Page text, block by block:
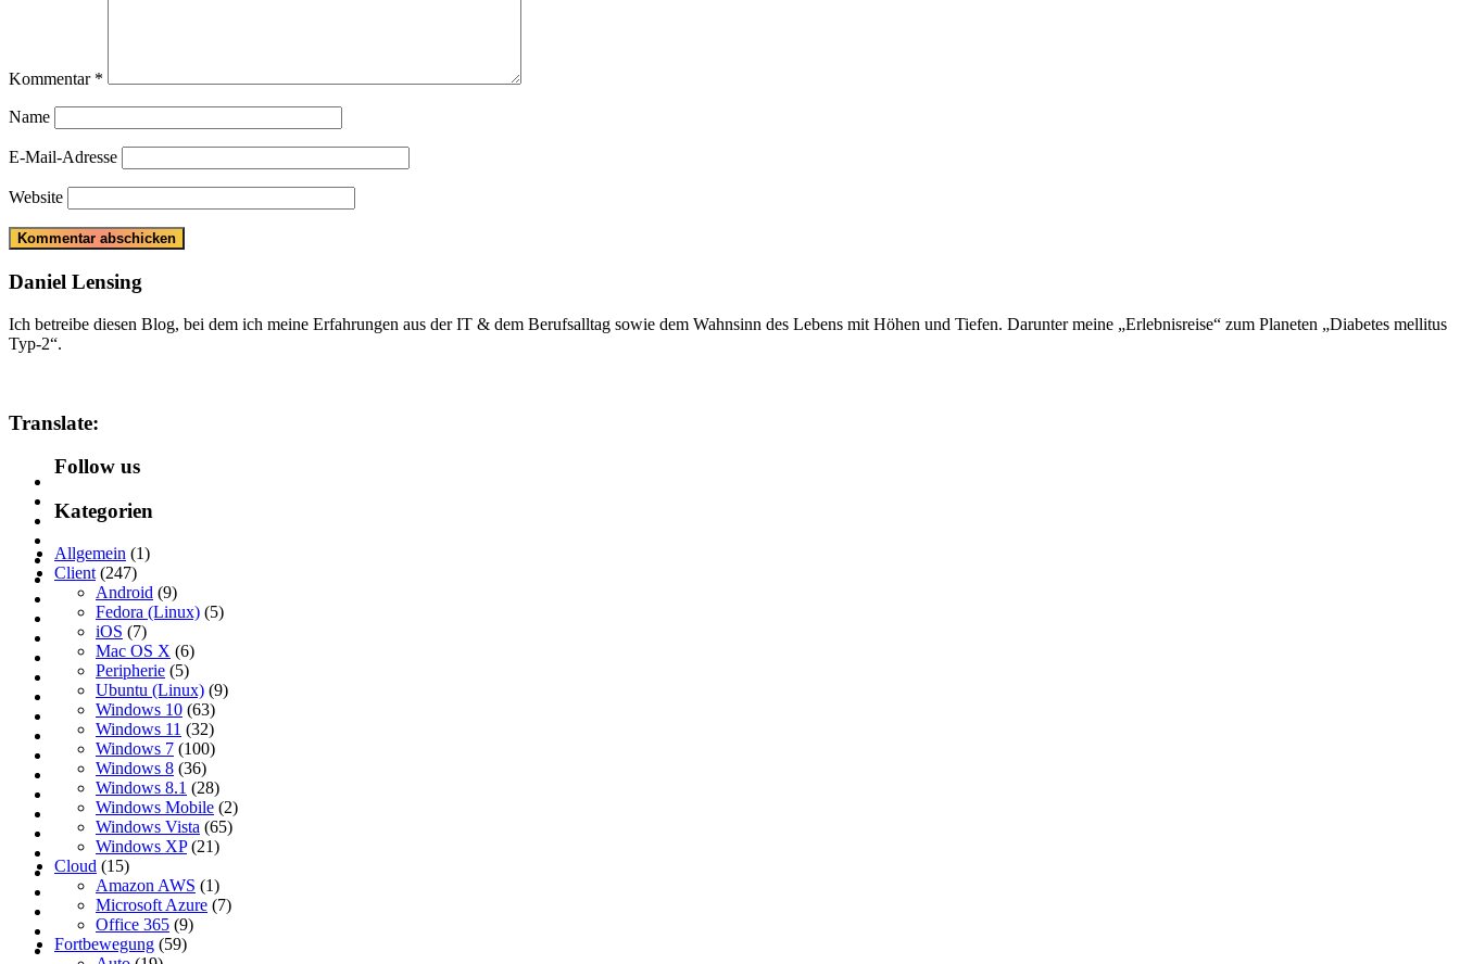
Kommentar *
Name
E-Mail-Adresse
Website
Daniel Lensing
Ich betreibe diesen Blog, bei dem ich meine Erfahrungen aus der IT & dem Berufsalltag sowie dem Wahnsinn des Lebens mit Höhen und Tiefen. Darunter meine „Erlebnisreise“ zum Planeten „Diabetes mellitus
Typ-2“.
Translate:
Follow us
Kategorien
Allgemein (1)
Client (247)
Android (9)
Fedora (Linux) (5)
iOS (7)
Mac OS X (6)
Peripherie (5)
Ubuntu (Linux) (9)
Windows 10 (63)
Windows 11 (32)
Windows 7 (100)
Windows 8 (36)
Windows 8.1 (28)
Windows Mobile (2)
Windows Vista (65)
Windows XP(21)
Cloud (15)
Amazon AWS (1)
Microsoft Azure (7)
Office 365 (9)
Fortbewegung (59)